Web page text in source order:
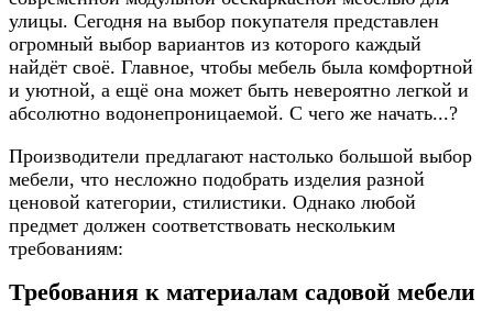
улицы. Сегодня на выбор покупателя представлен
огромный выбор вариантов из которого каждый
найдёт своё. Главное, чтобы мебель была комфортной
и уютной, а ещё она может быть невероятно легкой и
абсолютно водонепроницаемой. С чего же начать...?
Производители предлагают настолько большой выбор
мебели, что несложно подобрать изделия разной
ценовой категории, стилистики. Однако любой
предмет должен соответствовать нескольким
требованиям:
Требования к материалам садовой мебели